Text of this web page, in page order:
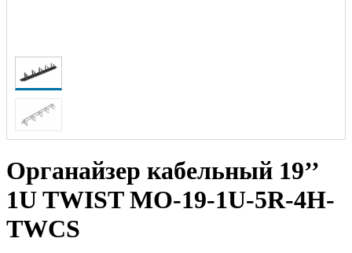
Органайзер кабельный 19’’
1U TWIST MO-19-1U-5R-4H-
TWCS